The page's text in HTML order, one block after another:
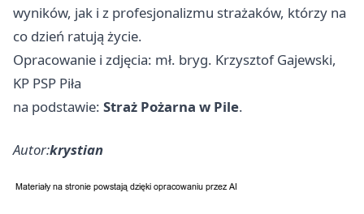
wyników, jak i z profesjonalizmu strażaków, którzy na
co dzień ratują życie.
Opracowanie i zdjęcia: mł. bryg. Krzysztof Gajewski,
KP PSP Piła
na podstawie: Straż Pożarna w Pile.
Autor:krystian